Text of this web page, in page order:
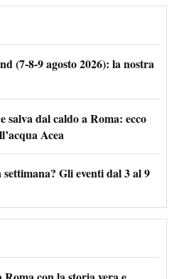
(7-8-9 agosto 2026): la nostra
salva dal caldo a Roma: ecco
Acea
Gli eventi dal 3 al 9